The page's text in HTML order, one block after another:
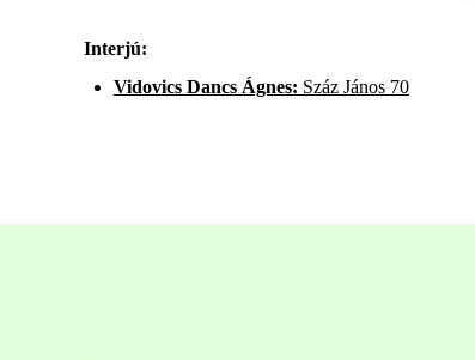
Interjú:
Vidovics Dancs Ágnes: Száz János 70